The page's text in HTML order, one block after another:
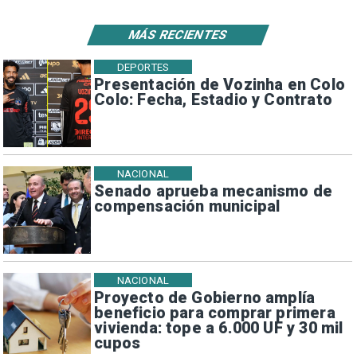
Presentación de Vozinha en Colo
Colo: Fecha, Estadio y Contrato
DEPORTES
Senado aprueba mecanismo de
compensación municipal
NACIONAL
Proyecto de Gobierno amplía
beneficio para comprar primera
vivienda: tope a 6.000 UF y 30 mil
cupos
NACIONAL
MÁS RECIENTES